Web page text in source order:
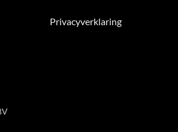
Privacyverklaring